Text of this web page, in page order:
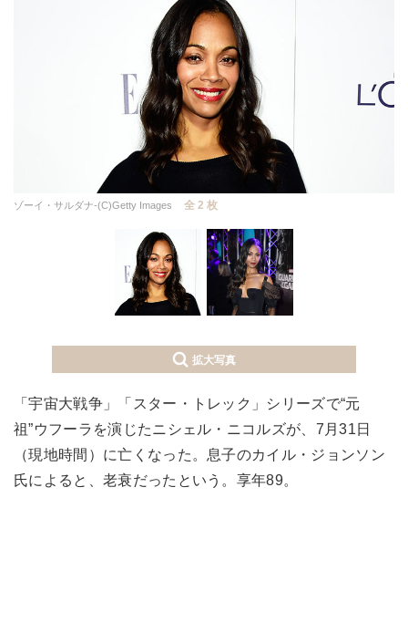
ゾーイ・サルダナ-(C)Getty Images 全 2 枚
拡大写真
「宇宙大戦争」「スター・トレック」シリーズで“元
祖”ウフーラを演じたニシェル・ニコルズが、7月31日
（現地時間）に亡くなった。息子のカイル・ジョンソン
氏によると、老衰だったという。享年89。